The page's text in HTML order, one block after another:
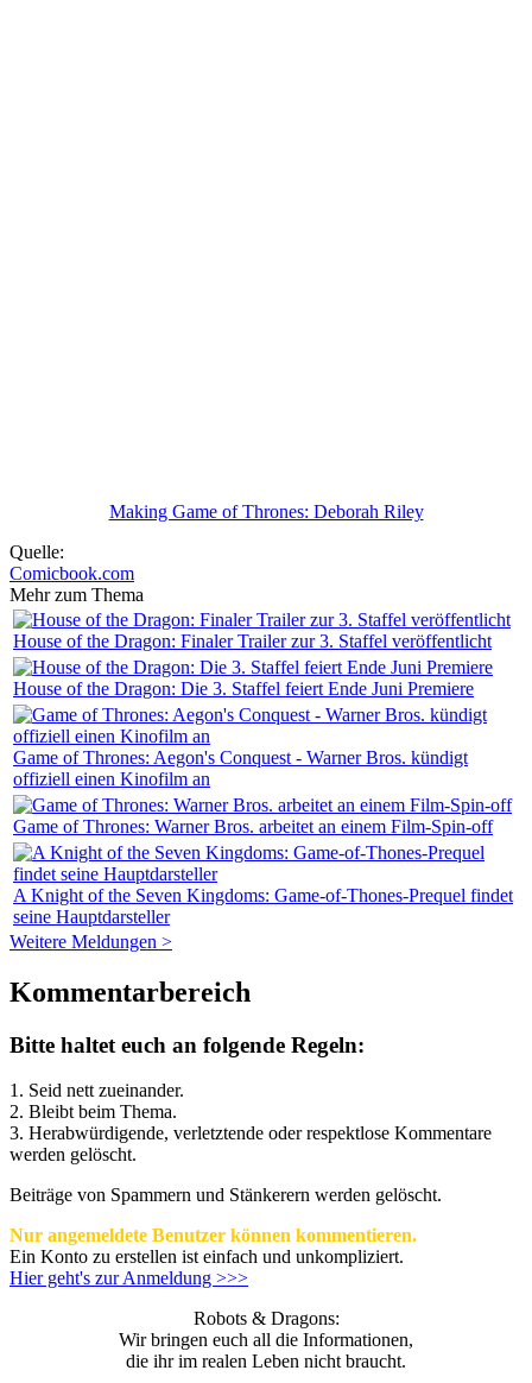
Making Game of Thrones: Deborah Riley
Quelle:
Comicbook.com
Mehr zum Thema
House of the Dragon: Finaler Trailer zur 3. Staffel veröffentlicht
House of the Dragon: Die 3. Staffel feiert Ende Juni Premiere
Game of Thrones: Aegon's Conquest - Warner Bros. kündigt
offiziell einen Kinofilm an
Game of Thrones: Warner Bros. arbeitet an einem Film-Spin-off
A Knight of the Seven Kingdoms: Game-of-Thones-Prequel findet
seine Hauptdarsteller
Weitere Meldungen >
Kommentarbereich
Bitte haltet euch an folgende Regeln:
1. Seid nett zueinander.
2. Bleibt beim Thema.
3. Herabwürdigende, verletztende oder respektlose Kommentare
werden gelöscht.
Beiträge von Spammern und Stänkerern werden gelöscht.
Nur angemeldete Benutzer können kommentieren.
Ein Konto zu erstellen ist einfach und unkompliziert.
Hier geht's zur Anmeldung >>>
Robots & Dragons:
Wir bringen euch all die Informationen,
die ihr im realen Leben nicht braucht.